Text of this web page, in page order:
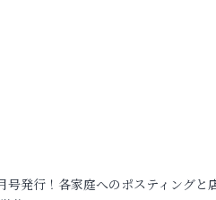
号発行！各家庭へのポスティングと